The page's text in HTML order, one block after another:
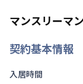
マンスリーマ
契約基本情報
入居時間